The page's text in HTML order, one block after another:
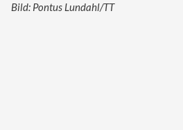
Bild: Pontus Lundahl/TT